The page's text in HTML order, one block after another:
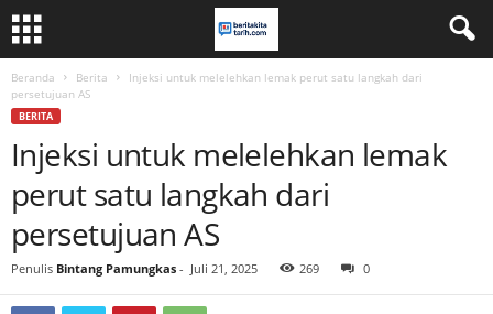
Beranda Berita
Injeksi untuk melelehkan lemak perut satu langkah dari
persetujuan AS
BERITA
Injeksi untuk melelehkan lemak
perut satu langkah dari
persetujuan AS
Penulis Bintang Pamungkas - Juli 21, 2025 269 0